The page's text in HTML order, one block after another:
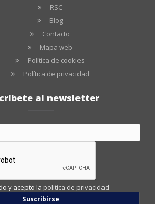
RSC
Blog
Contacto
Mapa web
Política de cookies
Política de privacidad
al newsletter
y acepto la politica de privacidad
Suscribirse